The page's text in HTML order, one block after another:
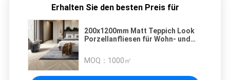
Erhalten Sie den besten Preis für
200x1200mm Matt Teppich Look
Porzellanfliesen für Wohn- und
MOQ： 1000㎡